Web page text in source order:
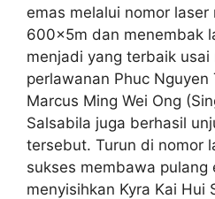
emas melalui nomor
600x5m dan menembak
menjadi yang terbaik usai
perlawanan Phuc
Marcus Ming Wei Ong
Salsabila juga berhasil
tersebut. Turun di nomor
sukses membawa pulang
menyisihkan Kyra Kai Hui